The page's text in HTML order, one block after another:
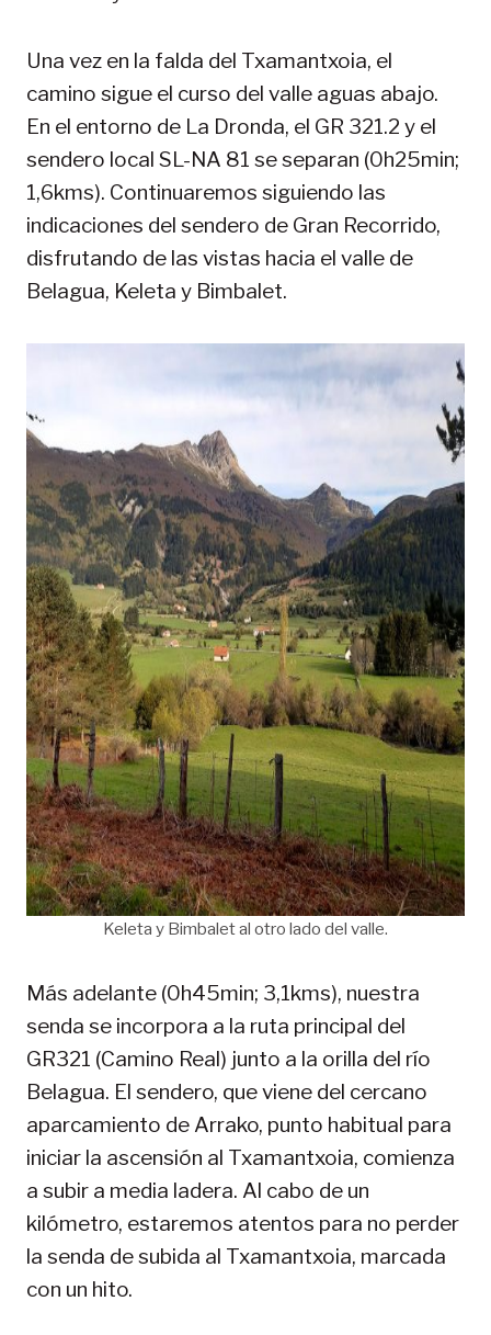
Una vez en la falda del Txamantxoia, el
camino sigue el curso del valle aguas abajo.
En el entorno de La Dronda, el GR 321.2 y el
sendero local SL-NA 81 se separan (0h25min;
1,6kms). Continuaremos siguiendo las
indicaciones del sendero de Gran Recorrido,
disfrutando de las vistas hacia el valle de
Belagua, Keleta y Bimbalet.
Keleta y Bimbalet al otro lado del valle.
Más adelante (0h45min; 3,1kms), nuestra
senda se incorpora a la ruta principal del
GR321 (Camino Real) junto a la orilla del río
Belagua. El sendero, que viene del cercano
aparcamiento de Arrako, punto habitual para
iniciar la ascensión al Txamantxoia, comienza
a subir a media ladera. Al cabo de un
kilómetro, estaremos atentos para no perder
la senda de subida al Txamantxoia, marcada
con un hito.